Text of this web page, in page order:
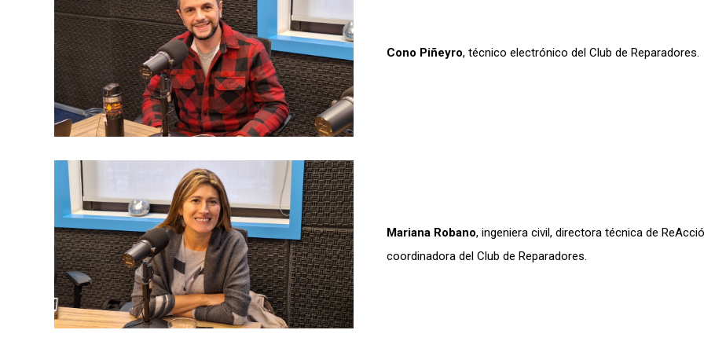
Cono Piñeyro, técnico electrónico del Club de Reparadores.
Mariana Robano, ingeniera civil, directora técnica de
coordinadora del Club de Reparadores.